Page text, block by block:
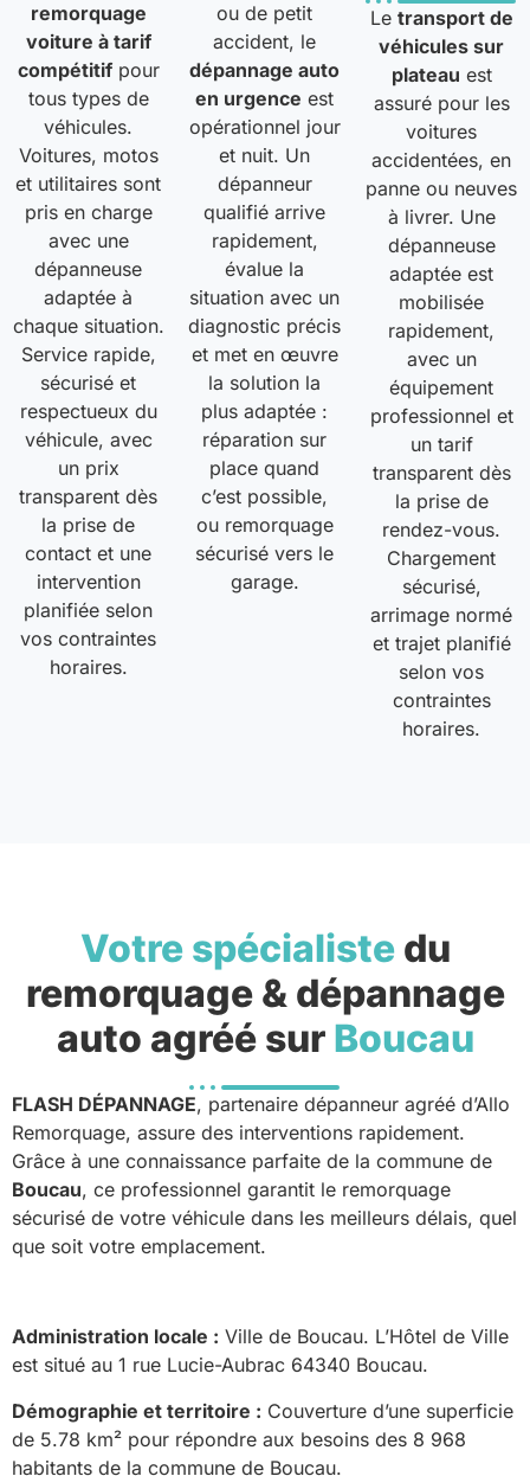
remorquage
voiture à tarif
compétitifpour
tous types de
véhicules.
Voitures, motos
et utilitaires sont
pris en charge
avec une
dépanneuse
adaptée à
chaque situation.
Service rapide,
sécurisé et
respectueux du
véhicule, avec
un prix
transparent dès
la prise de
contact et une
intervention
planifiée selon
vos contraintes
horaires.
ou de petit
accident, le
dépannage auto
en urgence est
opérationnel jour
et nuit. Un
dépanneur
qualifié arrive
rapidement,
évalue la
situation avec un
diagnostic précis
et met en œuvre
la solution la
plus adaptée :
réparation sur
place quand
c’est possible,
ou remorquage
sécurisé vers le
garage.
Le transport de
véhicules sur
plateau est
assuré pour les
voitures
accidentées, en
panne ou neuves
à livrer. Une
dépanneuse
adaptée est
mobilisée
rapidement,
avec un
équipement
professionnel et
un tarif
transparent dès
la prise de
rendez-vous.
Chargement
sécurisé,
arrimage normé
et trajet planifié
selon vos
contraintes
horaires.
Votre spécialistedu
remorquage & dépannage
auto agréé sur Boucau
FLASH DÉPANNAGE, partenaire dépanneur agréé d’Allo
Remorquage, assure des interventions rapidement.
Grâce à une connaissance parfaite de la commune de
Boucau, ce professionnel garantit le remorquage
sécurisé de votre véhicule dans les meilleurs délais, quel
que soit votre emplacement.
Administration locale : Ville de Boucau. L’Hôtel de Ville
est situé au 1 rue Lucie-Aubrac 64340 Boucau.
Démographie et territoire : Couverture d’une superficie
de 5.78 km² pour répondre aux besoins des 8 968
habitants de la commune de Boucau.